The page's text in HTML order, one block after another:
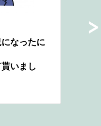
なったに
いまし
60
＞